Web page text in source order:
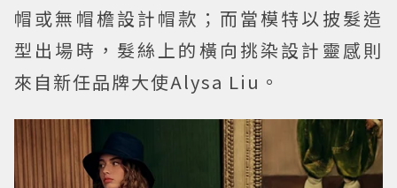
帽或無帽檐設計帽款；而當模特以披髮造
型出場時，髮絲上的橫向挑染設計靈感則
來自新任品牌大使Alysa Liu。